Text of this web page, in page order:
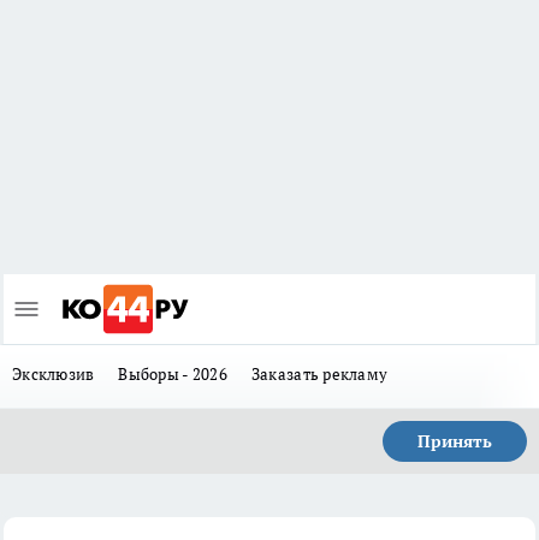
Эксклюзив Выборы - 2026 Заказать рекламу
Принять